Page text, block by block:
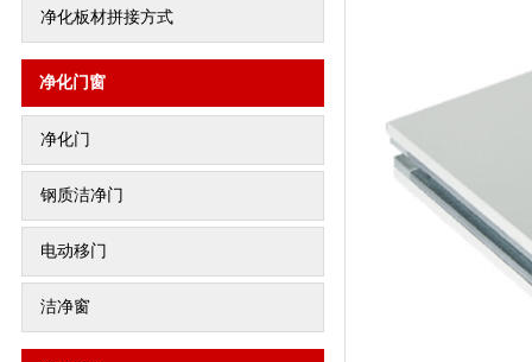
净化板材拼接方式
净化门窗
净化门
钢质洁净门
电动移门
洁净窗